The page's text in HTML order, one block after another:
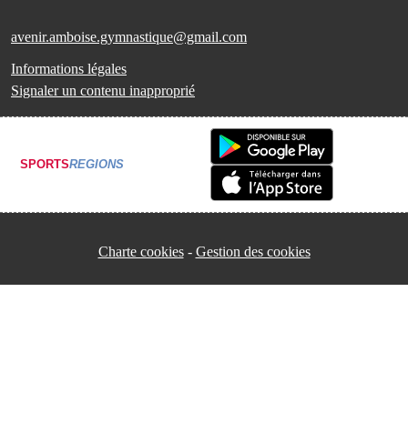
avenir.amboise.gymnastique@gmail.com
Informations légales
Signaler un contenu inapproprié
SPORTSREGIONS
Charte cookies Gestion des cookies